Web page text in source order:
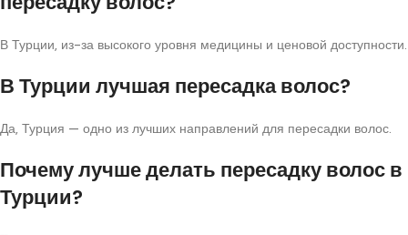
В Турции, из-за высокого уровня медицины и ценовой доступности.
В Турции лучшая пересадка волос?
Да, Турция — одно из лучших направлений для пересадки волос.
Почему лучше делать пересадку волос в
Турции?